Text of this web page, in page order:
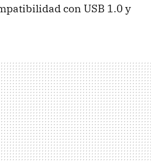
con USB 1.0 y